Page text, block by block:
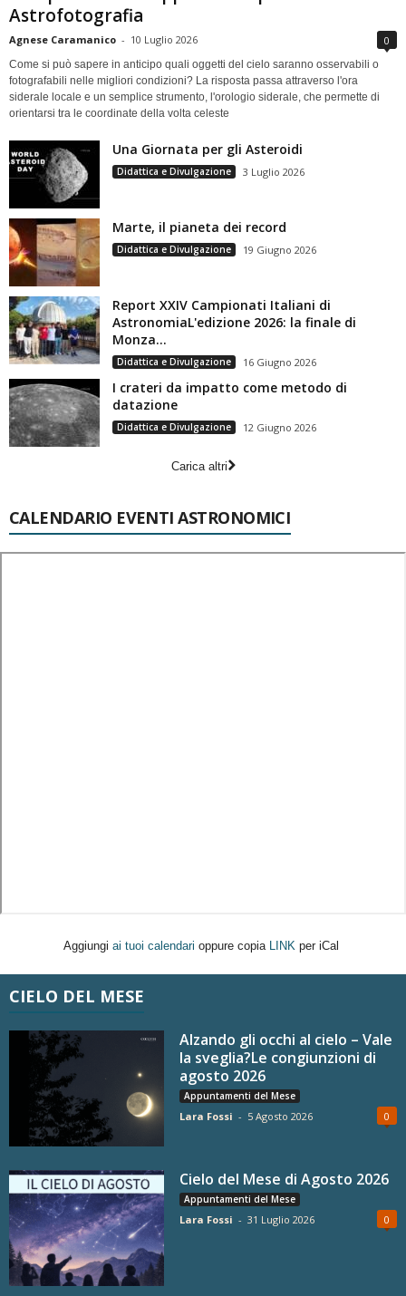
Astrofotografia
Agnese Caramanico - 10 Luglio 2026 0
Come si può sapere in anticipo quali oggetti del cielo saranno osservabili o
fotografabili nelle migliori condizioni? La risposta passa attraverso l'ora
siderale locale e un semplice strumento, l'orologio siderale, che permette di
orientarsi tra le coordinate della volta celeste
Una Giornata per gli Asteroidi
Didattica e Divulgazione 3 Luglio 2026
Marte, il pianeta dei record
Didattica e Divulgazione 19 Giugno 2026
Report XXIV Campionati Italiani di
AstronomiaL'edizione 2026: la finale di
Monza...
Didattica e Divulgazione 16 Giugno 2026
I crateri da impatto come metodo di
datazione
Didattica e Divulgazione 12 Giugno 2026
Carica altri
CALENDARIO EVENTI ASTRONOMICI
Aggiungi ai tuoi calendari oppure copia LINK per iCal
CIELO DEL MESE
Alzando gli occhi al cielo – Vale
la sveglia?Le congiunzioni di
agosto 2026
Appuntamenti del Mese
Lara Fossi - 5 Agosto 2026 0
Cielo del Mese di Agosto 2026
Appuntamenti del Mese
Lara Fossi - 31 Luglio 2026 0